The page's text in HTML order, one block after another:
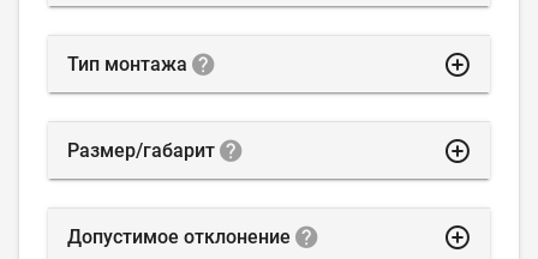
highlight_off
Тип монтажа
highlight_off
Размер/габарит
highlight_off
Допустимое отклонение